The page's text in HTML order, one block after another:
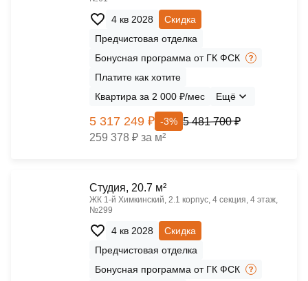
4 кв 2028
Скидка
Предчистовая отделка
Бонусная программа от ГК ФСК
Платите как хотите
Квартира за 2 000 ₽/мес
Ещё
5 317 249 ₽ -3% 5 481 700 ₽
259 378 ₽ за м²
Cтудия, 20.7 м²
ЖК 1‑й Химкинский, 2.1 корпус, 4 секция, 4 этаж,
№299
4 кв 2028
Скидка
Предчистовая отделка
Бонусная программа от ГК ФСК